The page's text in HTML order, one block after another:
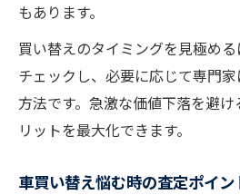
もあります。
買い替えのタイミングを見極め
チェックし、必要に応じて専門
方法です。急激な価値下落を避
リットを最大化できます。
車買い替え悩む時の査定ポイン